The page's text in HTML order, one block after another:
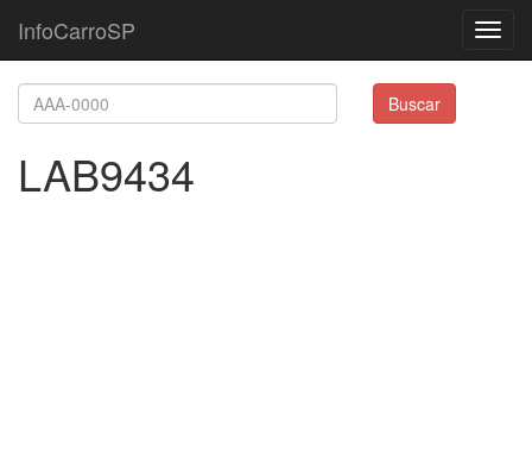
InfoCarroSP
Buscar
LAB9434